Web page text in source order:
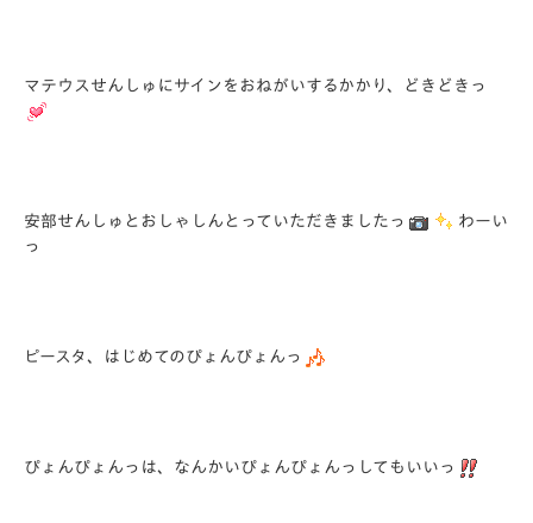
マテウスせんしゅにサインをおねがいするかかり、どきどきっ
安部せんしゅとおしゃしんとっていただきましたっ
わーい
っ
ピースタ、はじめてのぴょんぴょんっ
ぴょんぴょんっは、なんかいぴょんぴょんっしてもいいっ